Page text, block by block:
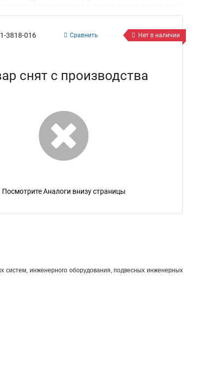
3818-016 Сравнить Нет в наличии
снят с производства
Посмотрите Аналоги внизу страницы
систем, инженерного оборудования, подвесных инженерных